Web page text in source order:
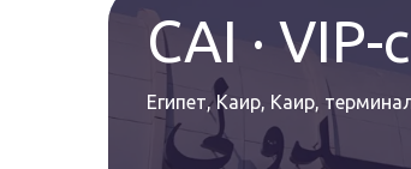
CAI ·
Египет, Каир, Каир,